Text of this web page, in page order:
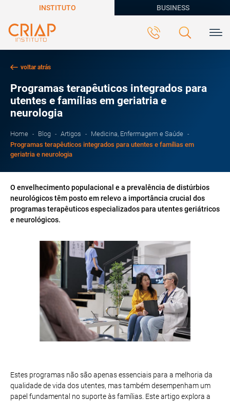
INSTITUTO BUSINESS
voltar atrás
Programas terapêuticos integrados para
utentes e famílias em geriatria e
neurologia
Home Blog Artigos
Medicina, Enfermagem e Saúde
Programas terapêuticos integrados para utentes e famílias em
geriatria e neurologia
O envelhecimento populacional e a prevalência de distúrbios
neurológicos têm posto em relevo a importância crucial dos
programas terapêuticos especializados para utentes geriátricos
e neurológicos.
Estes programas não são apenas essenciais para a melhoria da
qualidade de vida dos utentes, mas também desempenham um
papel fundamental no suporte às famílias. Este artigo explora a